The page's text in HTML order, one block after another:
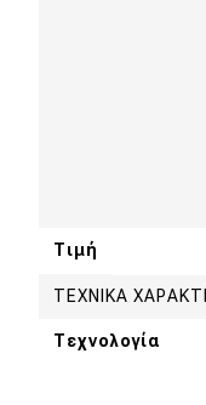
Τιμή
ΤΕΧΝΙΚΑ
Τεχνολογία